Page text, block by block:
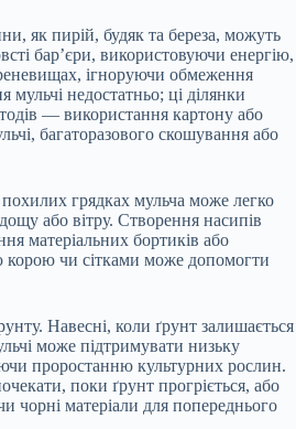
як пирій, будяк та береза, можуть
бар’єри, використовуючи енергію,
ігноруючи обмеження
мульчі недостатньо; ці ділянки
— використання картону або
багаторазового скошування або
грядках мульча може легко
або вітру. Створення насипів
матеріальних бортиків або
корою чи сітками може допомогти
Навесні, коли ґрунт залишається
може підтримувати низьку
проростанню культурних рослин.
поки ґрунт прогріється, або
чорні матеріали для попереднього